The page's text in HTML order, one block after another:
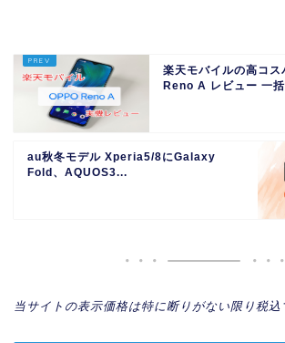
楽天モバイルの高コス
Reno A レビュー 一
au秋冬モデル Xperia5/8にGalaxy
Fold、AQUOS3...
当サイトの表示価格は特に断りがない限り税込